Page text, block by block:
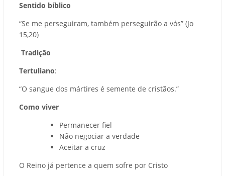
Sentido bíblico
“Se me perseguiram, também perseguirão a vós” (Jo
15,20)
Tradição
Tertuliano:
“O sangue dos mártires é semente de cristãos.”
Como viver
Permanecer fiel
Não negociar a verdade
Aceitar a cruz
O Reino já pertence a quem sofre por Cristo